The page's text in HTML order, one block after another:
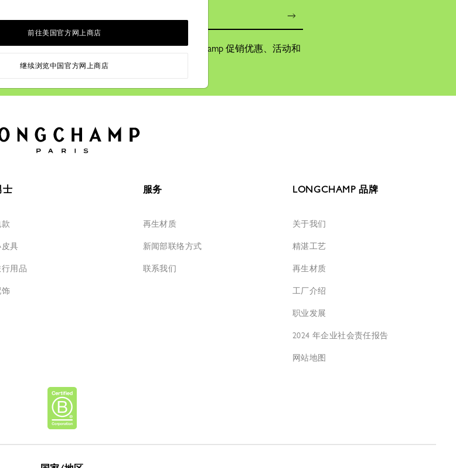
们的故事、系列
资讯便意味您同意通过电子邮件接收关于 Longchamp 促销优惠、活动和
部的链接，以取消订阅。
士
皮具
行用品
服务
再生材质
新闻部联络方式
联系我们
LONGCHAMP 品牌
关于我们
精湛工艺
再生材质
工厂介绍
职业发展
2024 年企业社会责任报告
网站地图
前往美国官方网上商店
继续浏览中国官方网上商店